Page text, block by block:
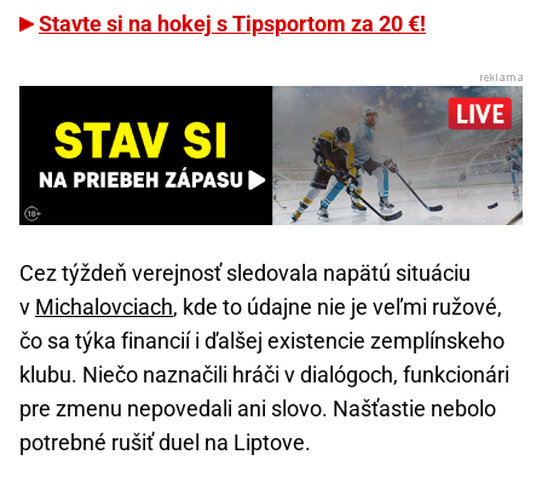
Stavte si na hokej s Tipsportom za 20 €!
Cez týždeň verejnosť sledovala napätú situáciu
v Michalovciach, kde to údajne nie je veľmi ružové,
čo sa týka financií i ďalšej existencie zemplínskeho
klubu. Niečo naznačili hráči v dialógoch, funkcionári
pre zmenu nepovedali ani slovo. Našťastie nebolo
potrebné rušiť duel na Liptove.